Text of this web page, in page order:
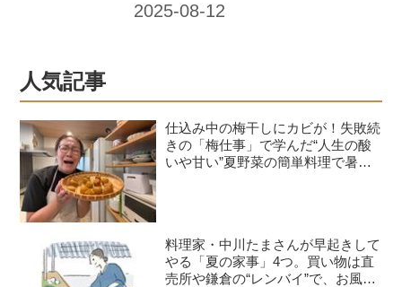
ました。
人気記事
仕込み中の梅干しにカビが！失敗続
きの「梅仕事」で学んだ“人生の酸
いや甘い”夏野菜の簡単料理で暑さ
料理家・中川たまさんが早起きして
やる「夏の家事」4つ。買い物は直
売所や鎌倉の“レンバイ”で、お風呂